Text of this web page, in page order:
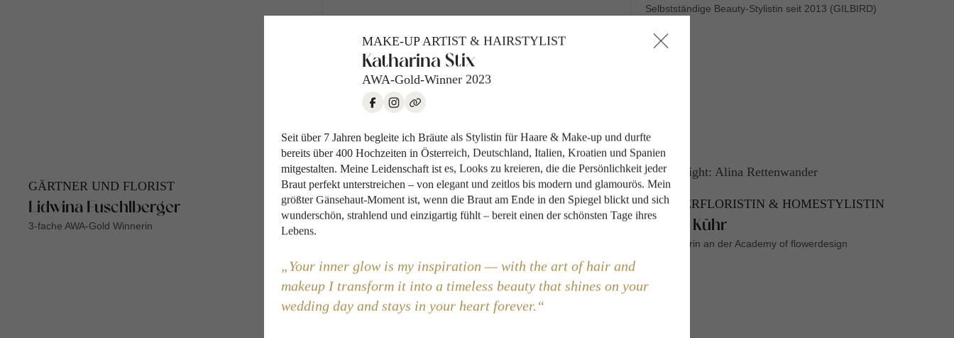
Selbstständige Beauty-Stylistin seit 2013 (GILBIRD)
Floristik
GÄRTNER UND FLORIST
Lidwina Fuschlberger
3-fache AWA-Gold Winnerin
MEISTERFLORISTIN & GÄRTNERIN
Cornelia Hiermann MEISTERFLORISTIN & HOMESTYLISTIN
Evelyn Kühr
Ausbildnerin an der Academy of flowerdesign
MAKE-UP ARTIST & HAIRSTYLIST
Katharina Stix
AWA-Gold-Winner 2023
Seit über 7 Jahren begleite ich Bräute als Stylistin für Haare & Make-up und durfte
bereits über 400 Hochzeiten in Österreich, Deutschland, Italien, Kroatien und Spanien
mitgestalten. Meine Leidenschaft ist es, Looks zu kreieren, die die Persönlichkeit jeder
Braut perfekt unterstreichen – von elegant und zeitlos bis modern und glamourös. Mein
größter Gänsehaut-Moment ist, wenn die Braut am Ende in den Spiegel blickt und sich
wunderschön, strahlend und einzigartig fühlt – bereit einen der schönsten Tage ihres
Lebens.
Your inner glow is my inspiration — with the art of hair and
makeup I transform it into a timeless beauty that shines on your
wedding day and stays in your heart forever.